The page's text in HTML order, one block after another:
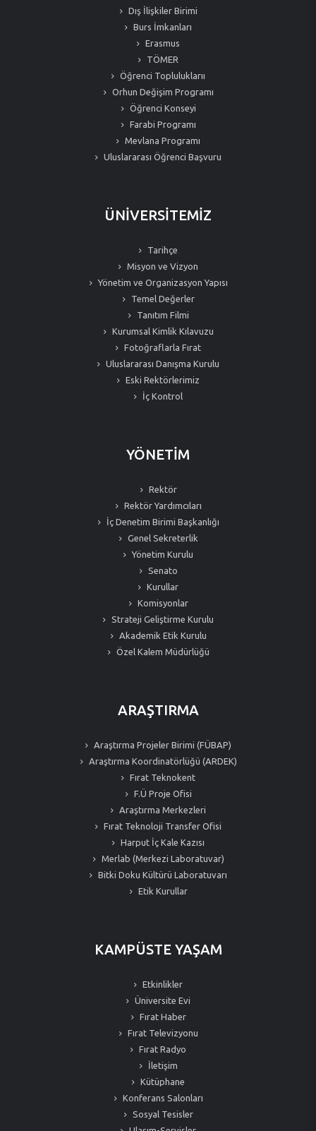
Dış İlişkiler Birimi
Burs İmkanları
Erasmus
TÖMER
Öğrenci Topluluklarıı
Orhun Değişim Programı
Öğrenci Konseyi
Farabi Programı
Mevlana Programı
Uluslararası Öğrenci Başvuru
ÜNİVERSİTEMİZ
Tarihçe
Misyon ve Vizyon
Yönetim ve Organizasyon Yapısı
Temel Değerler
Tanıtım Filmi
Kurumsal Kimlik Kılavuzu
Fotoğraflarla Fırat
Uluslararası Danışma Kurulu
Eski Rektörlerimiz
İç Kontrol
YÖNETİM
Rektör
Rektör Yardımcıları
İç Denetim Birimi Başkanlığı
Genel Sekreterlik
Yönetim Kurulu
Senato
Kurullar
Komisyonlar
Strateji Geliştirme Kurulu
Akademik Etik Kurulu
Özel Kalem Müdürlüğü
ARAŞTIRMA
Araştırma Projeler Birimi (FÜBAP)
Araştırma Koordinatörlüğü (ARDEK)
Fırat Teknokent
F.Ü Proje Ofisi
Araştırma Merkezleri
Fırat Teknoloji Transfer Ofisi
Harput İç Kale Kazısı
Merlab (Merkezi Laboratuvar)
Bitki Doku Kültürü Laboratuvarı
Etik Kurullar
KAMPÜSTE YAŞAM
Etkinlikler
Üniversite Evi
Fırat Haber
Fırat Televizyonu
Fırat Radyo
İletişim
Kütüphane
Konferans Salonları
Sosyal Tesisler